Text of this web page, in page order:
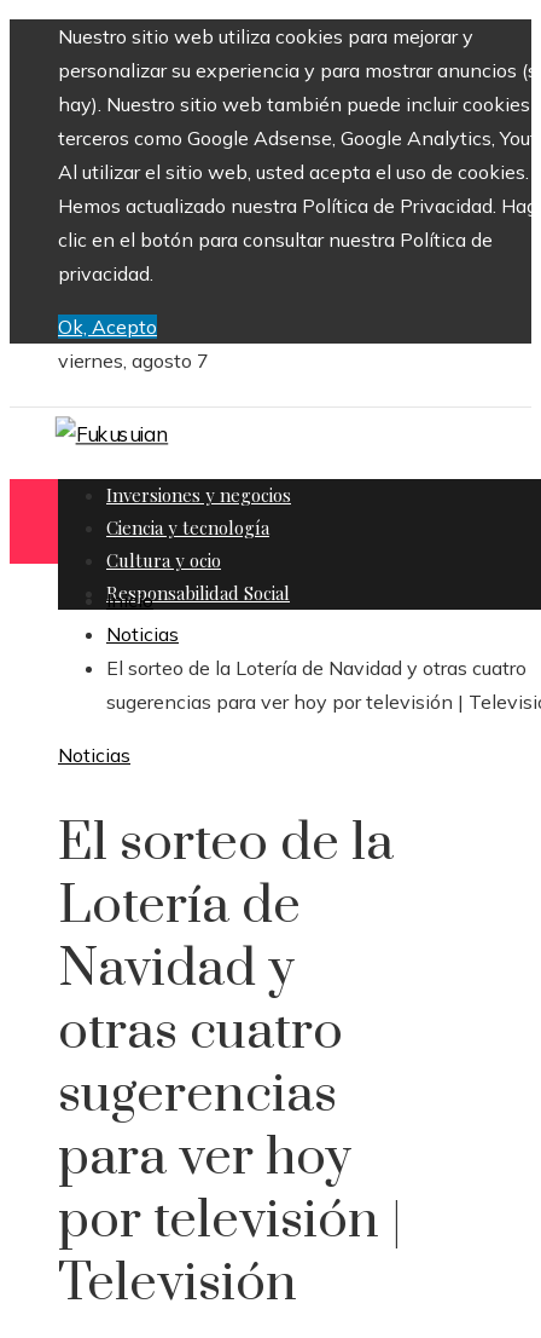
Nuestro sitio web utiliza cookies para mejorar y
personalizar su experiencia y para mostrar anuncios
hay). Nuestro sitio web también puede incluir cookies
terceros como Google Adsense, Google Analytics,
Al utilizar el sitio web, usted acepta el uso de cookies.
Hemos actualizado nuestra Política de Privacidad.
clic en el botón para consultar nuestra Política de
privacidad.
Ok, Acepto
viernes, agosto 7
Inversiones y negocios
Ciencia y tecnología
Cultura y ocio
Responsabilidad Social
Inicio
Noticias
El sorteo de la Lotería de Navidad y otras cuatro
sugerencias para ver hoy por televisión |
Noticias
El sorteo de la
Lotería de
Navidad y
otras cuatro
sugerencias
para ver hoy
por televisión |
Televisión